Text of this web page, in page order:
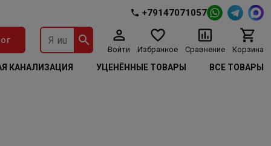
+79147071057
Войти Избранное Сравнение Корзина
КАНАЛИЗАЦИЯ УЦЕНЁННЫЕ ТОВАРЫ ВСЕ ТОВАРЫ